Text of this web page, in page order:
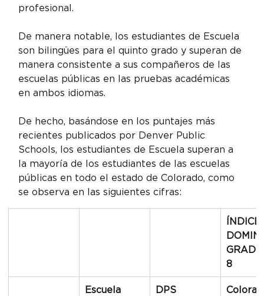
profesional.
De manera notable, los estudiantes de Escuela
son bilingües para el quinto grado y superan de
manera consistente a sus compañeros de las
escuelas públicas en las pruebas académicas
en ambos idiomas.
De hecho, basándose en los puntajes más
recientes publicados por Denver Public
Schools, los estudiantes de Escuela superan a
la mayoría de los estudiantes de las escuelas
públicas en todo el estado de Colorado, como
se observa en las siguientes cifras:
8
Escuela DPS